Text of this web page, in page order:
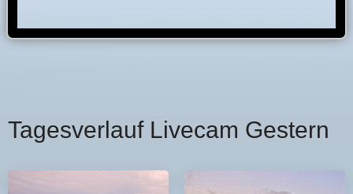
Tagesverlauf Livecam Gestern